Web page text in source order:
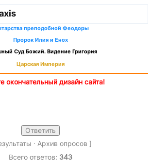
преподобной Феодоры
Пророк Илия и Енох
Суд Божий. Видение Григория
Царская Империя
окончательный дизайн сайта!
· Архив опросов ]
Всего ответов: 343